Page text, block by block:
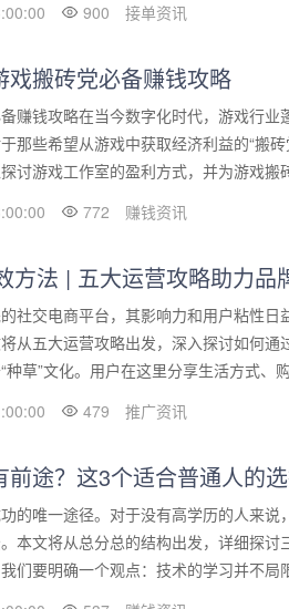
900 接单资讯
搬砖党必备赚钱攻略
赚钱攻略在当今数字化时代，游戏行
那些希望从游戏中获取经济利益的“搬
讨游戏工作室的盈利方式，并为游戏搬
772 赚钱资讯
方法 | 五大运营攻略助力品
社交电商平台，其影响力和用户粘性
从五大运营攻略出发，深入探讨如何
草”文化。用户在这里分享生活方式、
479 推广资讯
途？这3个适合普通人的
的唯一途径。对于没有高学历的人来
本文将从总分总的结构出发，详细探
们要明确一个观点：技术的学习并不局